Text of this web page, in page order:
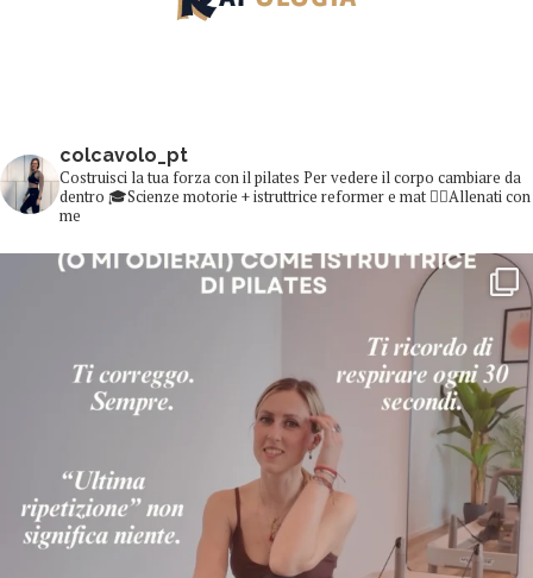
colcavolo_pt
Costruisci la tua forza con il pilates Per vedere il corpo cambiare da
dentro 🎓Scienze motorie + istruttrice reformer e mat 👇🏻Allenati con
me